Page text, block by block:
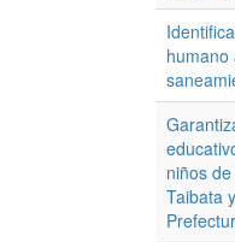
humano
niños
Taibata